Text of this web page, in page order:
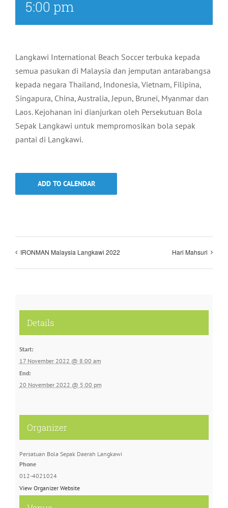
5:00 pm
Langkawi International Beach Soccer terbuka kepada
semua pasukan di Malaysia dan jemputan antarabangsa
kepada negara Thailand, Indonesia, Vietnam, Filipina,
Singapura, China, Australia, Jepun, Brunei, Myanmar dan
Laos. Kejohanan ini dianjurkan oleh Persekutuan Bola
Sepak Langkawi untuk mempromosikan bola sepak
pantai di Langkawi.
ADD TO CALENDAR
IRONMAN Malaysia Langkawi 2022 Hari Mahsuri
Details
Start:
17 November 2022 @ 8:00 am
End:
20 November 2022 @ 5:00 pm
Organizer
Persatuan Bola Sepak Daerah Langkawi
Phone
012-4021024
View Organizer Website